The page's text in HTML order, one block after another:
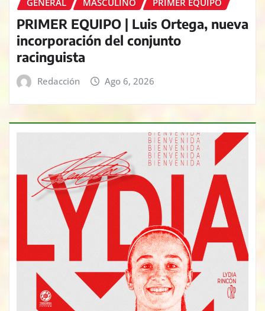
PRIMER EQUIPO | Luis Ortega, nueva
incorporación del conjunto
racinguista
Redacción Ago 6, 2026